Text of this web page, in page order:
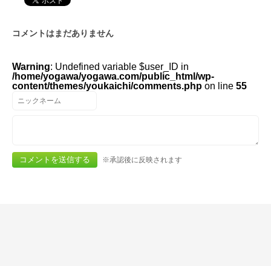
コメントはまだありません
Warning: Undefined variable $user_ID in
/home/yogawa/yogawa.com/public_html/wp-
content/themes/youkaichi/comments.php on line 55
※承認後に反映されます